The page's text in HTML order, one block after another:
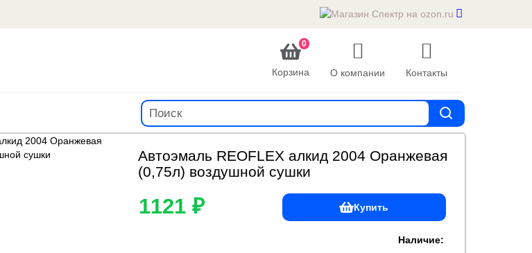
0
Корзина О компании Контакты
Автоэмаль REOFLEX алкид 2004 Оранжевая
(0,75л) воздушной сушки
1121 ₽ Купить
Наличие: